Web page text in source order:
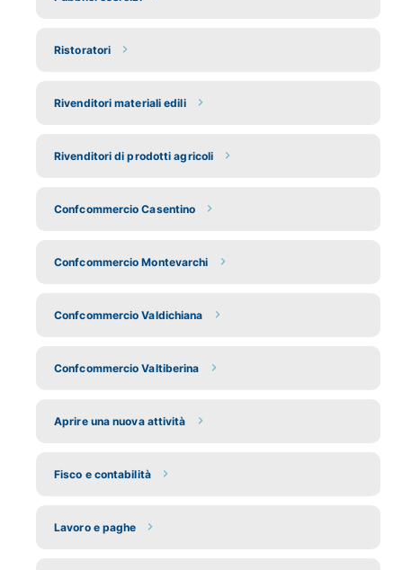
Ristoratori
Rivenditori materiali edili
Rivenditori di prodotti agricoli
Confcommercio Casentino
Confcommercio Montevarchi
Confcommercio Valdichiana
Confcommercio Valtiberina
Aprire una nuova attività
Fisco e contabilità
Lavoro e paghe